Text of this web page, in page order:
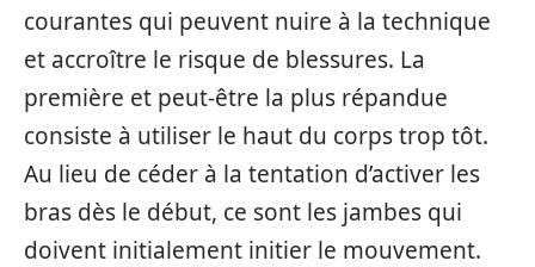
courantes qui peuvent nuire à la technique
et accroître le risque de blessures. La
première et peut-être la plus répandue
consiste à utiliser le haut du corps trop tôt.
Au lieu de céder à la tentation d’activer les
bras dès le début, ce sont les jambes qui
doivent initialement initier le mouvement.